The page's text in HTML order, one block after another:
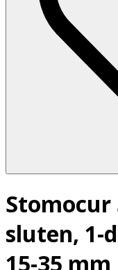
Stomocur
sluten, 1-
15-35